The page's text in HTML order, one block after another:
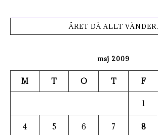
ÅRET DÅ ALLT VÄNDER.
maj 2009
M T O T F
1
4 5 6 7 8